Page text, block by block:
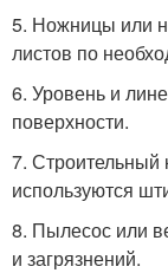
5. Ножницы или
листов по
6. Уровень и
поверхности.
7. Строительный
используются
8. Пылесос или
и загрязнений.